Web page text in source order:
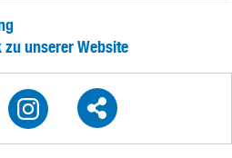
unserer Website